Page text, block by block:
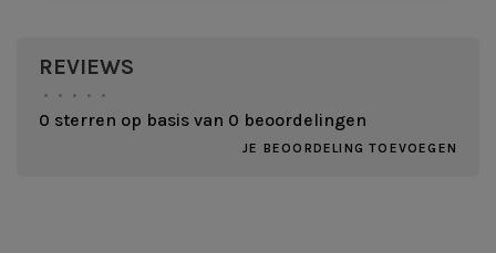
REVIEWS
• • • • •
0 sterren op basis van 0 beoordelingen
JE BEOORDELING TOEVOEGEN